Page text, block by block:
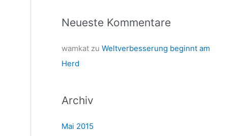
Neueste Kommentare
wamkatzu Weltverbesserung beginnt am
Herd
Archiv
Mai 2015